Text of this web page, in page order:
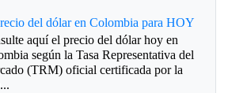
del dólar en Colombia para HOY
aquí el precio del dólar hoy en
según la Tasa Representativa del
(TRM) oficial certificada por la